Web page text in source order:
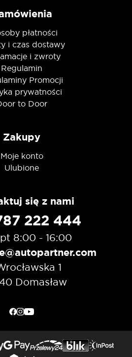
płatności
i czas dostawy
i zwroty
Regulamin
Promocji
prywatności
to Door
Zakupy
Moje konto
Ulubione
się z nami
222 444
8:00 - 16:00
1
Domasław